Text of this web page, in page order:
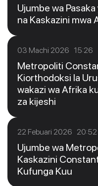
Ujumbe wa
na Kaskazini mwa
03 Machi 2026 15:26
Metropoliti
Kiorthodoksi la
wakazi wa Afrika
za kijeshi
22 Febuari 2026 20:52
Ujumbe wa
Kaskazini
Kufunga Kuu